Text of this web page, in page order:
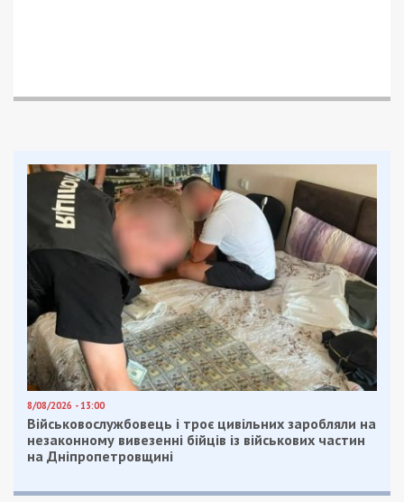
8/08/2026 - 13:00
Військовослужбовець і троє цивільних заробляли на
незаконному вивезенні бійців із військових частин
на Дніпропетровщині